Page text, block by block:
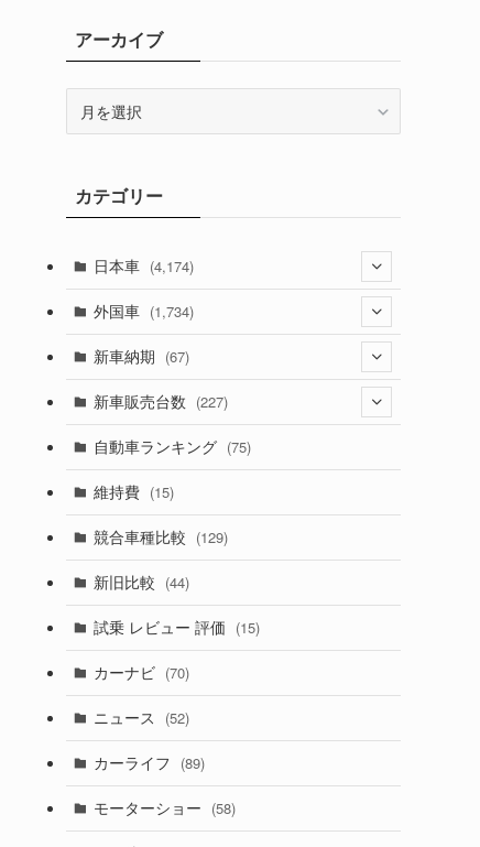
アーカイブ
ブカテゴリー
日本車 (4,174)
(1,321)
(329)
(526)
(357)
(328)
(194)
(230)
(253)
外国車 (1,734)
(188)
(242)
(85)
(84)
(14)
(222)
(50)
(43)
(6)
(9)
(58)
(28)
(27)
(26)
新車納期 (67)
(28)
(8)
(3)
(3)
(5)
(1)
新車販売台数 (227)
(21)
(5)
(7)
(5)
(8)
自動車ランキング (75)
維持費 (15)
競合車種比較 (129)
新旧比較 (44)
試乗 レビュー 評価 (15)
カーナビ (70)
ニュース (52)
カーライフ (89)
モーターショー (58)